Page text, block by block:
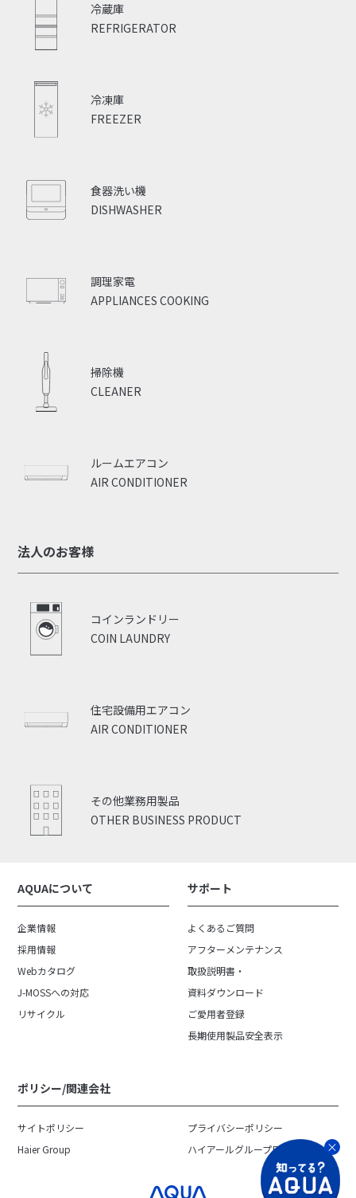
REFRIGERATOR
冷蔵庫
FREEZER
冷凍庫
DISHWASHER
食器洗い機
APPLIANCES COOKING
調理家電
CLEANER
掃除機
AIR CONDITIONER
ルームエアコン
法人のお客様
COIN LAUNDRY
コインランドリー
AIR CONDITIONER
住宅設備用エアコン
OTHER BUSINESS PRODUCT
その他業務用製品
AQUAについて
企業情報
採用情報
Webカタログ
J-MOSSへの対応
リサイクル
サポート
よくあるご質問
アフターメンテナンス
取扱説明書・
資料ダウンロード
ご愛用者登録
長期使用製品安全表示
ポリシー/関連会社
サイトポリシー
プライバシーポリシー
Haier Group
ハイアールグループ日本地域